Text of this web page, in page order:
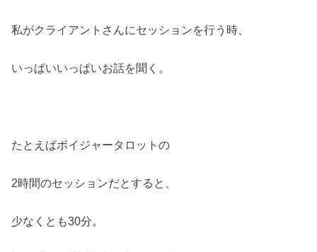
私がクライアントさんにセッションを行う時、
いっぱいいっぱいお話を聞く。
たとえばボイジャータロットの
2時間のセッションだとすると、
少なくとも30分。